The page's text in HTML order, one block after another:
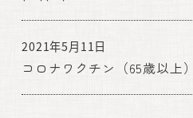
コロナワクチン（65歳以上
2021年5月11日